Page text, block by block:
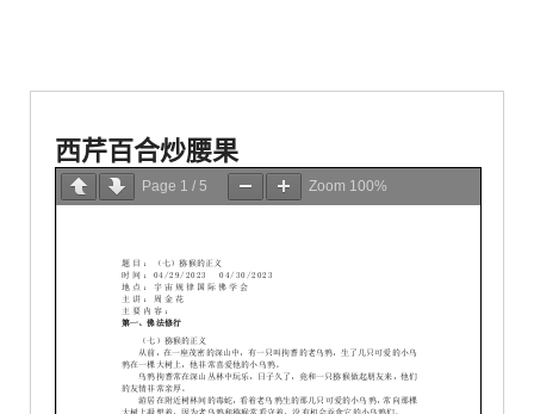
西芹百合炒腰果
Page 1 / 5 Zoom 100%